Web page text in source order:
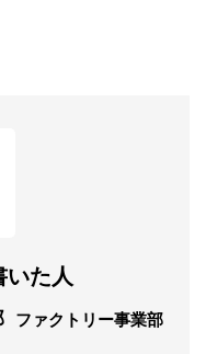
いた人
ファクトリー事業部